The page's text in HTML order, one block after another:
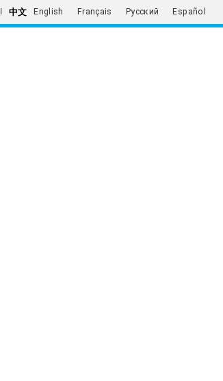
中文 English Français Русский Español